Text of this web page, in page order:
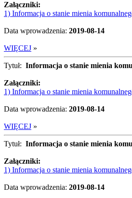
Załączniki:
1) Informacja o stanie mienia
Data wprowadzenia: 2019-08-14
WIĘCEJ »
Tytuł: Informacja o stanie mienia
Załączniki:
1) Informacja o stanie mienia
Data wprowadzenia: 2019-08-14
WIĘCEJ »
Tytuł: Informacja o stanie mienia
Załączniki:
1) Informacja o stanie mienia
Data wprowadzenia: 2019-08-14